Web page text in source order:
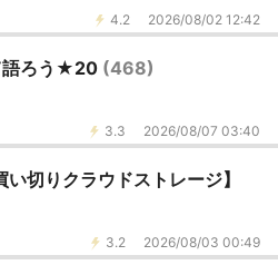
4.2 2026/08/02 12:42
語ろう★20 (468)
3.3 2026/08/07 03:40
切りクラウドストレージ】
3.2 2026/08/03 00:49